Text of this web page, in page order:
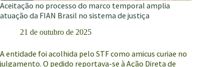
Aceitação no processo do marco temporal amplia
atuação da FIAN Brasil no sistema de justiça
21 de outubro de 2025
A entidade foi acolhida pelo STF como amicus curiae no
julgamento. O pedido reportava-se à Ação Direta de